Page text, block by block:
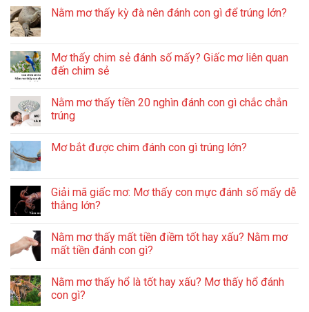
Nằm mơ thấy kỳ đà nên đánh con gì để trúng lớn?
Mơ thấy chim sẻ đánh số mấy? Giấc mơ liên quan
đến chim sẻ
Nằm mơ thấy tiền 20 nghìn đánh con gì chắc chắn
trúng
Mơ bắt được chim đánh con gì trúng lớn?
Giải mã giấc mơ: Mơ thấy con mực đánh số mấy dễ
thắng lớn?
Nằm mơ thấy mất tiền điềm tốt hay xấu? Nằm mơ
mất tiền đánh con gì?
Nằm mơ thấy hổ là tốt hay xấu? Mơ thấy hổ đánh
con gì?